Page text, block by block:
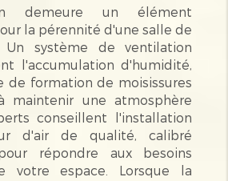
demeure un élément
la pérennité d'une salle de
Un système de ventilation
l'accumulation d'humidité,
de formation de moisissures
maintenir une atmosphère
conseillent l'installation
d'air de qualité, calibré
répondre aux besoins
votre espace. Lorsque la